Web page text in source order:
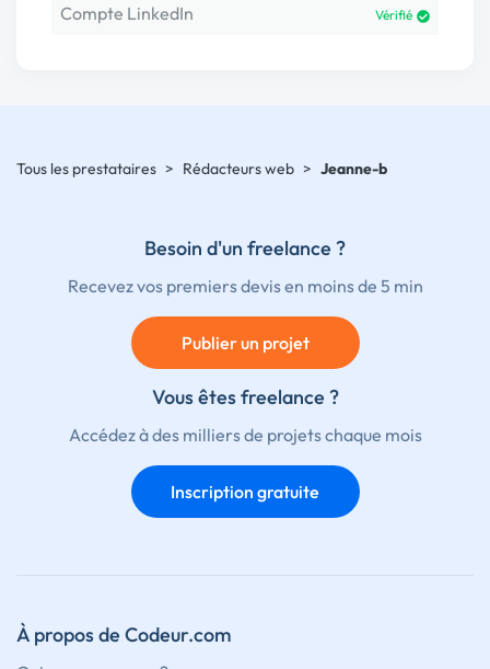
Compte LinkedIn Vérifié
Tous les prestataires > Rédacteurs web > Jeanne-b
Besoin d'un freelance ?
Recevez vos premiers devis en moins de 5 min
Publier un projet
Vous êtes freelance ?
Accédez à des milliers de projets chaque mois
Inscription gratuite
À propos de Codeur.com